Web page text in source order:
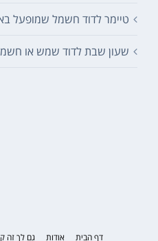
טיימר לדוד חשמל שמופעל
שעון שבת לדוד שמש או
דף הבית אודות גם לך זה